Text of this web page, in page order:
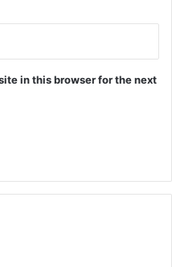
in this browser for the next